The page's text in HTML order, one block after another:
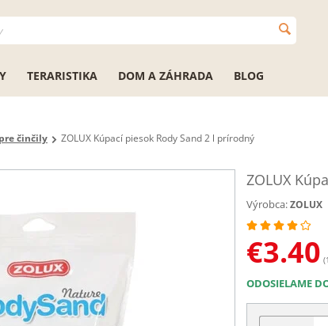
TERARISTIKA DOM A ZÁHRADA BLOG
činčily ZOLUX Kúpací piesok Rody Sand 2 l prírodný
ZOLUX
Výrobca: ZOLUX
€3.40
ODOSIELAME